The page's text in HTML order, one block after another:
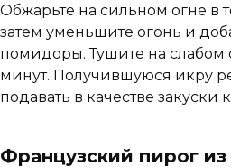
Обжарьте на сильном огне в
затем уменьшите огонь и
помидоры. Тушите на слабом
минут. Получившуюся икру
подавать в качестве
Французский пирог из